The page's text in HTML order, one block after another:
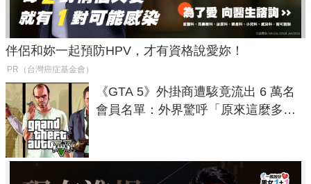
伴侶和妳一起預防HPV，才有資格說愛妳！
PR（台灣癌症基金會）
《GTA 5》外掛商遭駭竟流出 6 萬名
會員名單：外界驚呼「原來這麼多人